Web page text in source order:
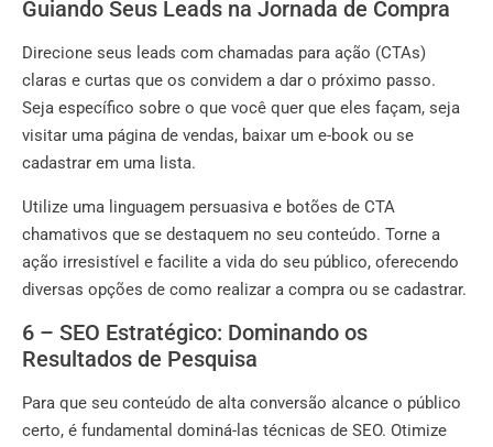
Guiando Seus Leads na Jornada de Compra
Direcione seus leads com chamadas para ação (CTAs)
claras e curtas que os convidem a dar o próximo passo.
Seja específico sobre o que você quer que eles façam, seja
visitar uma página de vendas, baixar um e-book ou se
cadastrar em uma lista.
Utilize uma linguagem persuasiva e botões de CTA
chamativos que se destaquem no seu conteúdo. Torne a
ação irresistível e facilite a vida do seu público, oferecendo
diversas opções de como realizar a compra ou se cadastrar.
6 – SEO Estratégico: Dominando os
Resultados de Pesquisa
Para que seu conteúdo de alta conversão alcance o público
certo, é fundamental dominá-las técnicas de SEO. Otimize